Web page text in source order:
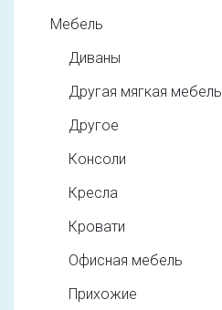
Мебель
Диваны
Другая мягкая мебель
Другое
Консоли
Кресла
Кровати
Офисная мебель
Прихожие